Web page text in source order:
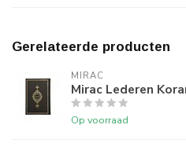
Gerelateerde producten
MIRAC
Mirac Lederen
Op voorraad